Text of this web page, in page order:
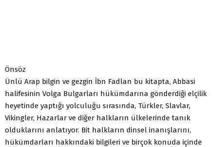
Önsöz
Ünlü Arap bilgin ve gezgin İbn Fadlan bu kitapta, Abbasi
halifesinin Volga Bulgarları hükümdarına gönderdiği elçilik
heyetinde yaptığı yolculuğu sırasında, Türkler, Slavlar,
Vikingler, Hazarlar ve diğer halkların ülkelerinde tanık
olduklarını anlatıyor. Bit halkların dinsel inanışlarını,
hükümdarları hakkındaki bilgileri ve birçok konuda içinde